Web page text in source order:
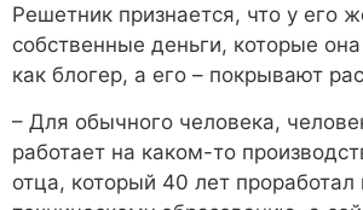
Решетник признается, что у его
собственные деньги, которые
как блогер, а его – покрывают
– Для обычного человека,
работает на каком-то
отца, который 40 лет проработал